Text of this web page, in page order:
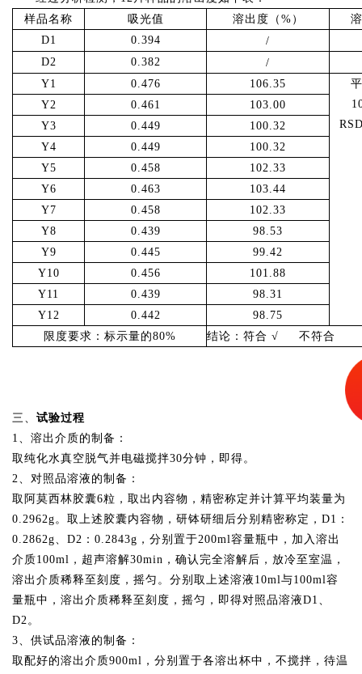
样品名称
吸光值 溶出度（ %）
D1
0.394
/
D2
0.382
/
Y1
0.476 106.35
Y2 0.461
103.00
Y3
0.449
100.32
Y4
0.449
100.32
Y5
0.458
102.33
Y6
0.463
103.44
Y7
0.458
102.33
Y8
0.439
98.53
Y9
0.445
99.42
Y10
0.456
101.88
Y11
0.439
98.31
Y12
0.442
98.75
限度要求：标示量的80% 结论：符合 √ 不符合
三、 试验过程
1、溶出介质的制备：
取纯化水真空脱气并电磁搅拌30分钟，即得。
2、对照品溶液的制备：
取 阿莫西林胶囊6粒，取出内容物，精密称定并计算平均装量为
0.2962g。取上述胶囊内容物，研钵研细后分别 精密称定， D1：
0.2862g、 D2： 0.2843g，分别 置于200ml容量瓶中，加 入溶出
介质100ml ， 超声溶解30min，确认完全溶解后，放冷至室温，
溶出介质稀释至刻度，摇匀 。分别取上述溶液 10ml与100ml容
量瓶中，溶出介质稀释至刻度，摇匀， 即得对照品溶液D1、
D2。
3、供试品溶液的制备：
取配好的溶出介质900ml，分别置于各溶出杯中，不搅拌，待温